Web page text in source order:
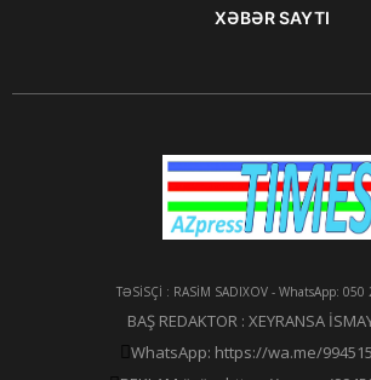
XƏBƏR SAYTI
TƏSİSÇİ : RASİM SADIXOV - WhatsApp: 050
BAŞ REDAKTOR : XEYRANSA
WhatsApp: https://wa.me/